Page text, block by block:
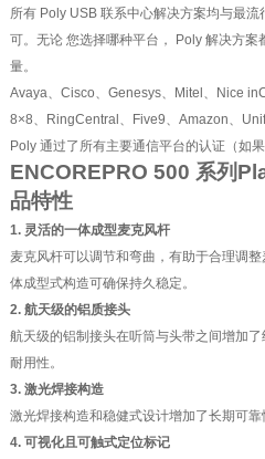
所有 Poly USB 联系中心解决方案均与最
可。无论 您选择哪种平台， Poly 解决方
量。
Avaya、Cisco、Genesys、Mitel、Nice
8×8、RingCentral、Five9、Amazon、
Poly 通过了所有主要通信平台的认证（如果
ENCOREPRO 500 系列
品特性
1. 灵活的一体成型麦克风杆
麦克风杆可以调节和弯曲，有助于合理调
体成型式构造可确保持久稳定。
2. 航天级的铝质接头
航天级的铝制接头在听筒与头带之间增加
耐用性。
3. 激光焊接构造
激光焊接构造和稳健式设计增加了长期可靠
4. 可视化且可触式定位标记